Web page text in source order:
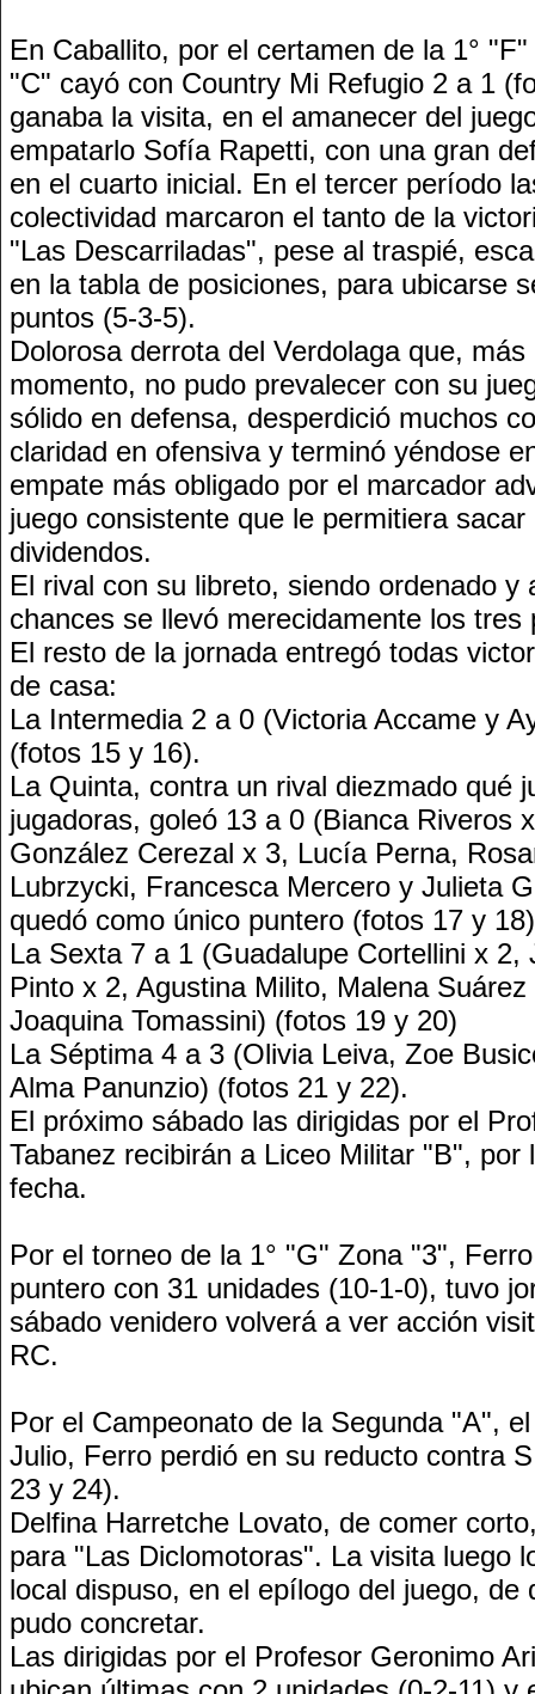
En Caballito, por el certamen de la 1°
"C" cayó con Country Mi Refugio 2 a 1
ganaba la visita, en el amanecer del
empatarlo Sofía Rapetti, con una gran
en el cuarto inicial. En el tercer período
colectividad marcaron el tanto de la
"Las Descarriladas", pese al traspié,
en la tabla de posiciones, para ubicarse
puntos (5-3-5).
Dolorosa derrota del Verdolaga que,
momento, no pudo prevalecer con su
sólido en defensa, desperdició muchos
claridad en ofensiva y terminó yéndose
empate más obligado por el marcador
juego consistente que le permitiera sacar
dividendos.
El rival con su libreto, siendo ordenado y
chances se llevó merecidamente los tres
El resto de la jornada entregó todas
de casa:
La Intermedia 2 a 0 (Victoria Accame y
(fotos 15 y 16).
La Quinta, contra un rival diezmado qué
jugadoras, goleó 13 a 0 (Bianca Riveros
González Cerezal x 3, Lucía Perna,
Lubrzycki, Francesca Mercero y Julieta
quedó como único puntero (fotos 17 y
La Sexta 7 a 1 (Guadalupe Cortellini x 2,
Pinto x 2, Agustina Milito, Malena
Joaquina Tomassini) (fotos 19 y 20)
La Séptima 4 a 3 (Olivia Leiva, Zoe
Alma Panunzio) (fotos 21 y 22).
El próximo sábado las dirigidas por el
Tabanez recibirán a Liceo Militar "B", por
fecha.
Por el torneo de la 1° "G" Zona "3",
puntero con 31 unidades (10-1-0), tuvo
sábado venidero volverá a ver acción
RC.
Por el Campeonato de la Segunda "A",
Julio, Ferro perdió en su reducto contra
23 y 24).
Delfina Harretche Lovato, de comer
para "Las Diclomotoras". La visita luego
local dispuso, en el epílogo del juego, de
pudo concretar.
Las dirigidas por el Profesor Geronimo